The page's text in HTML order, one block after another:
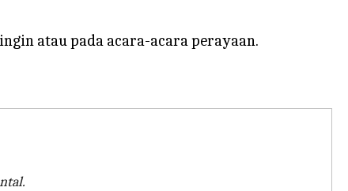
atau pada acara-acara perayaan.